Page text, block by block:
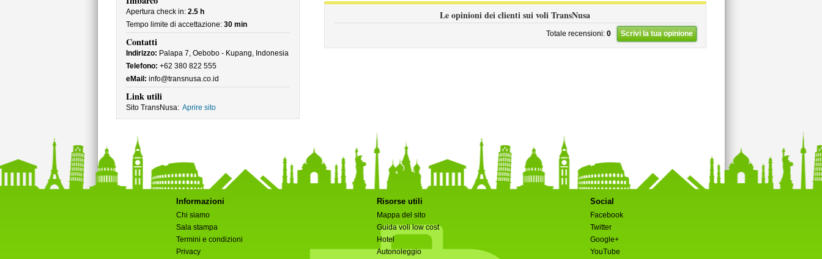
Apertura check in: 2.5 h
Tempo limite di accettazione: 30 min
Contatti
Indirizzo: Palapa 7, Oebobo - Kupang, Indonesia
Telefono: +62 380 822 555
eMail: info@transnusa.co.id
Link utili
Sito TransNusa: Aprire sito
Le opinioni dei clienti sui voli TransNusa
Totale recensioni: 0 Scrivi la tua opinione
Informazioni
Chi siamo
Sala stampa
Termini e condizioni
Privacy
Risorse utili
Mappa del sito
Guida voli low cost
Hotel
Autonoleggio
Social
Facebook
Twitter
Google+
YouTube